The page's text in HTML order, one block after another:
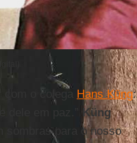
o colega Hans Küng:
dele em paz.”
Küng
sombras para o nosso